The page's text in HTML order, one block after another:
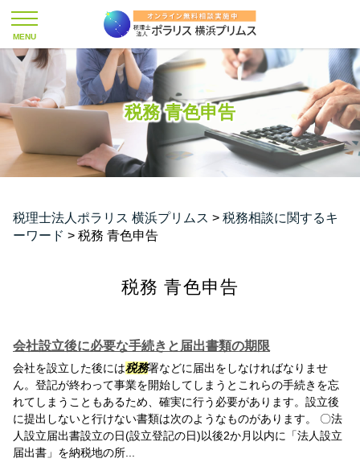
税務 青色申告
税理士法人ポラリス 横浜プリムス > 税務相談に関するキ
ーワード > 税務 青色申告
税務 青色申告
会社設立後に必要な手続きと届出書類の期限
会社を設立した後には税務署などに届出をしなければなりませ
ん。登記が終わって事業を開始してしまうとこれらの手続きを忘
れてしまうこともあるため、確実に行う必要があります。設立後
に提出しないと行けない書類は次のようなものがあります。 〇法
人設立届出書設立の日(設立登記の日)以後2か月以内に「法人設立
届出書」を納税地の所...